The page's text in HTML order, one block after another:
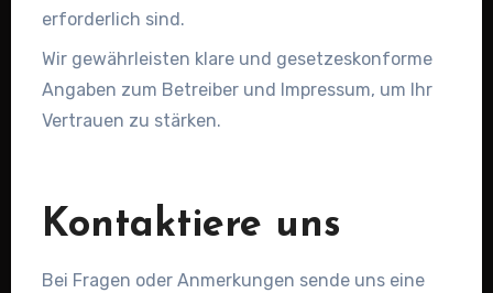
erforderlich sind.
Wir gewährleisten klare und gesetzeskonforme
Angaben zum Betreiber und Impressum, um Ihr
Vertrauen zu stärken.
Kontaktiere uns
Bei Fragen oder Anmerkungen sende uns eine